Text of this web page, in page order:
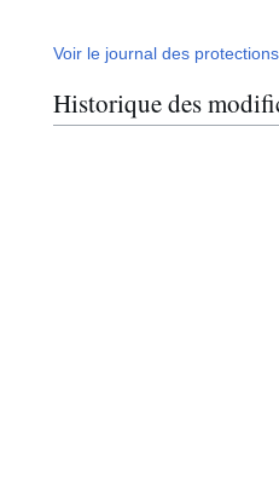
Voir le journal des
Historique des